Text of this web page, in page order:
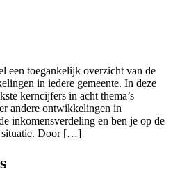
een toegankelijk overzicht van de
in iedere gemeente. In deze
kerncijfers in acht thema’s
andere ontwikkelingen in
inkomensverdeling en ben je op de
situatie. Door […]